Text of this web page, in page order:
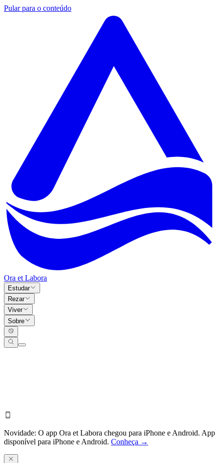
Pular para o conteúdo
Ora et Labora
Estudar
Rezar
Viver
Sobre
Novidade: O app Ora et Labora chegou para iPhone e Android. App
disponível para iPhone e Android. Conheça →